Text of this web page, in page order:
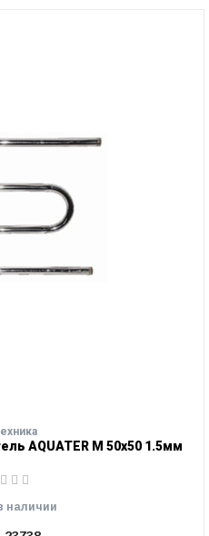
AQUATER М 50х50 1.5мм
наличии